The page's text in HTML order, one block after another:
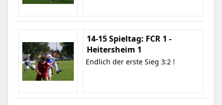
14-15 Spieltag: FCR 1 -
Heitersheim 1
Endlich der erste Sieg 3:2 !